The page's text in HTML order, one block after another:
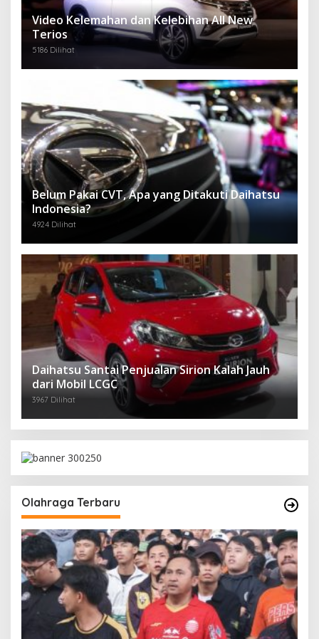
Video Kelemahan dan Kelebihan All New
Terios
5186 Dilihat
Belum Pakai CVT, Apa yang Ditakuti Daihatsu
Indonesia?
4924 Dilihat
Daihatsu Santai Penjualan Sirion Kalah Jauh
dari Mobil LCGC
3967 Dilihat
Olahraga Terbaru